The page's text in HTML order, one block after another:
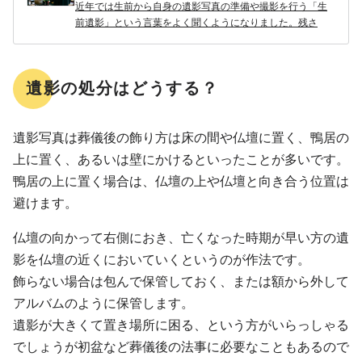
近年では生前から自身の遺影写真の準備や撮影を行う「生
前遺影」という言葉をよく聞くようになりました。残さ
遺影の処分はどうする？
遺影写真は葬儀後の飾り方は床の間や仏壇に置く、鴨居の
上に置く、あるいは壁にかけるといったことが多いです。
鴨居の上に置く場合は、仏壇の上や仏壇と向き合う位置は
避けます。
仏壇の向かって右側におき、亡くなった時期が早い方の遺
影を仏壇の近くにおいていくというのが作法です。
飾らない場合は包んで保管しておく、または額から外して
アルバムのように保管します。
遺影が大きくて置き場所に困る、という方がいらっしゃる
でしょうが初盆など葬儀後の法事に必要なこともあるので